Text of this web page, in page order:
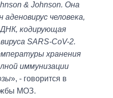
& Johnson. Она
человека,
кодирующая
SARS-CoV-2.
хранения
иммунизации
», - говорится в
МОЗ.